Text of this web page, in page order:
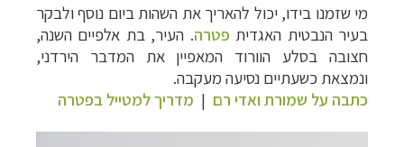
מי שזמנו בידו, יכול להאריך את השהות ביום נוסף ולבקר
בעיר הנבטית האגדית פטרה. העיר, בת אלפיים השנה,
חצובה בסלע הוורוד המאפיין את המדבר הירדני,
ונמצאת כשעתיים נסיעה מעקבה.
כתבה על שמורת ואדי רם | מדריך למטייל בפטרה